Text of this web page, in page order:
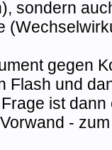
sondern
gegen
Flash und
ist
-